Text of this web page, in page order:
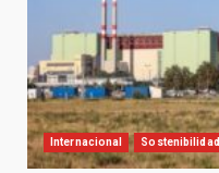
Internacional Sostenibilidad